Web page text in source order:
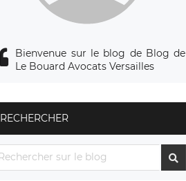
Bienvenue sur le blog de Blog de
Le Bouard Avocats Versailles
RECHERCHER